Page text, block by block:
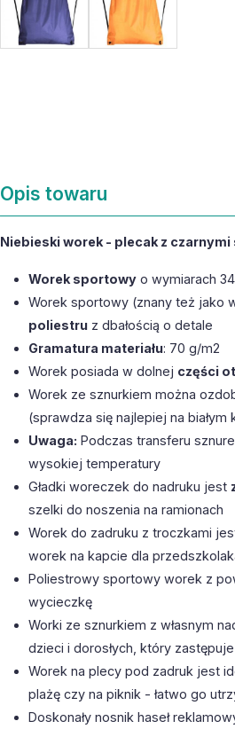
Opis towaru
Niebieski worek - plecak z czarnymi
Worek sportowyo wymiarach
Worek sportowy (znany też jako
poliestruz dbałością o detale
Gramatura materiału: 70 g/m2
Worek posiada w dolnej części
Worek ze sznurkiem można
(sprawdza się najlepiej na białym
Uwaga: Podczas transferu
wysokiej temperatury
Gładki woreczek do nadruku jest
szelki do noszenia na ramionach
Worek do zadruku z troczkami
worek na kapcie dla
Poliestrowy sportowy worek z
wycieczkę
Worki ze sznurkiem z własnym
dzieci i dorosłych, który
Worek na plecy pod zadruk jest
plażę czy na piknik - łatwo go
Doskonały nosnik haseł